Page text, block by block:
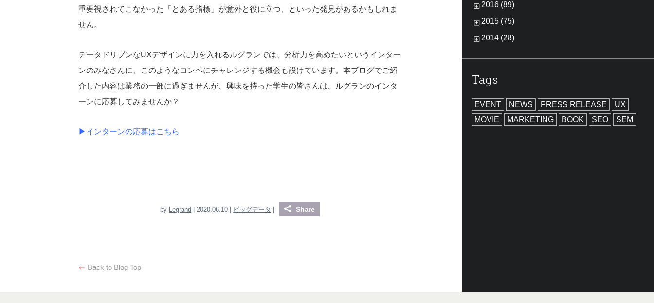
重要視されてこなかった「とある指標」が意外と役に立つ、といった発見があるかもしれま
せん。
データドリブンなUXデザインに力を入れるルグランでは、分析力を高めたいというインター
ンのみなさんに、このようなコンペにチャレンジする機会も設けています。本ブログでご紹
介した内容は業務の一部に過ぎませんが、興味を持った学生の皆さんは、ルグランのインタ
ーンに応募してみませんか？
▶︎ インターンの応募はこちら
by Legrand | 2020.06.10 | ビッグデータ Share
Back to Blog Top
2016 (89)
2015 (75)
2014 (28)
Tags
EVENT NEWS PRESS RELEASE
UX
MOVIE
MARKETING BOOK SEO SEM